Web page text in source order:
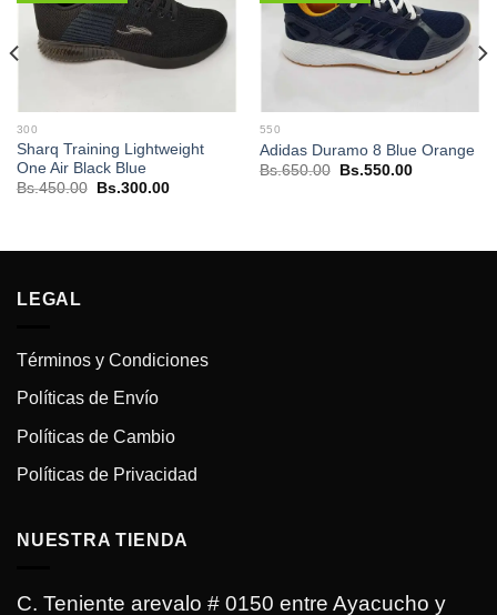
300
Sharq Training Lightweight
One Air Black Blue
Bs.450.00
El
Bs.300.00El
550
Adidas Duramo 8 Blue Orange
Bs.650.00
El
Bs.550.00El
LEGAL
Términos y Condiciones
Políticas de Envío
Políticas de Cambio
Políticas de Privacidad
NUESTRA TIENDA
C. Teniente arevalo # 0150 entre Ayacucho y